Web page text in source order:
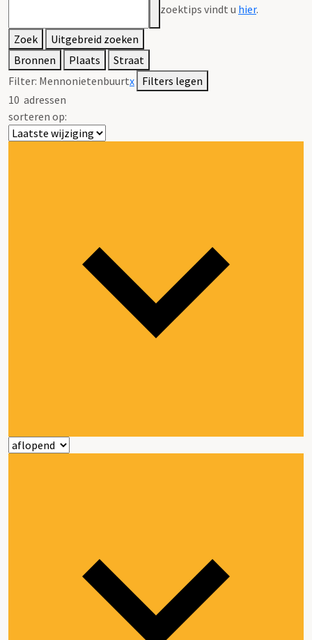
zoektips vindt u hier.
Zoek
Uitgebreid zoeken
Bronnen
Plaats
Straat
Filter: Mennonietenbuurtx Filters legen
10 adressen
sorteren op: